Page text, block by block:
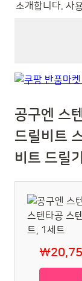
소개합니다. 사
공구엔 스
드릴비트
비트 드릴